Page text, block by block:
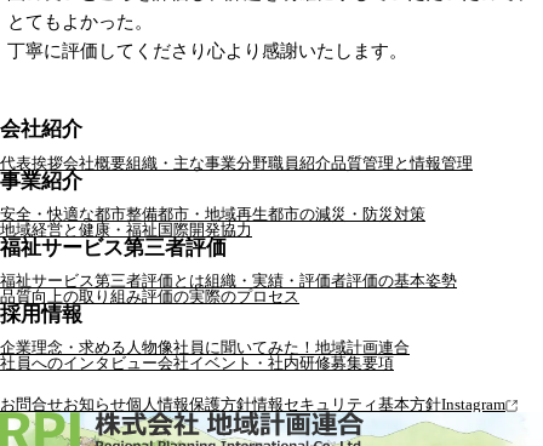
とてもよかった。
丁寧に評価してくださり心より感謝いたします。
会社紹介
代表挨拶会社概要組織・主な事業分野職員紹介品質管理と情報管理
事業紹介
安全・快適な都市整備都市・地域再生都市の減災・防災対策
地域経営と健康・福祉 国際開発協力
福祉サービス第三者評価
福祉サービス第三者評価とは組織・実績・評価者評価の基本姿勢
品質向上の取り組み評価の実際のプロセス
採用情報
企業理念・求める人物像社員に聞いてみた！地域計画連合
社員へのインタビュー会社イベント・社内研修募集要項
お問合せお知らせ個人情報保護方針情報セキュリティ基本方針Instagram